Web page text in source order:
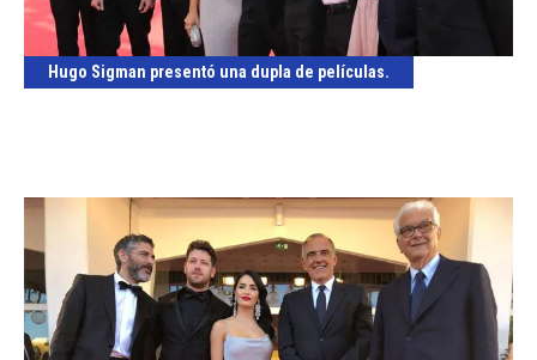
Hugo Sigman presentó una dupla de películas.